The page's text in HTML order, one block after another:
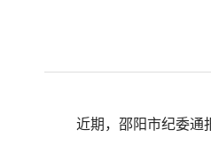
近期，邵阳市纪委通